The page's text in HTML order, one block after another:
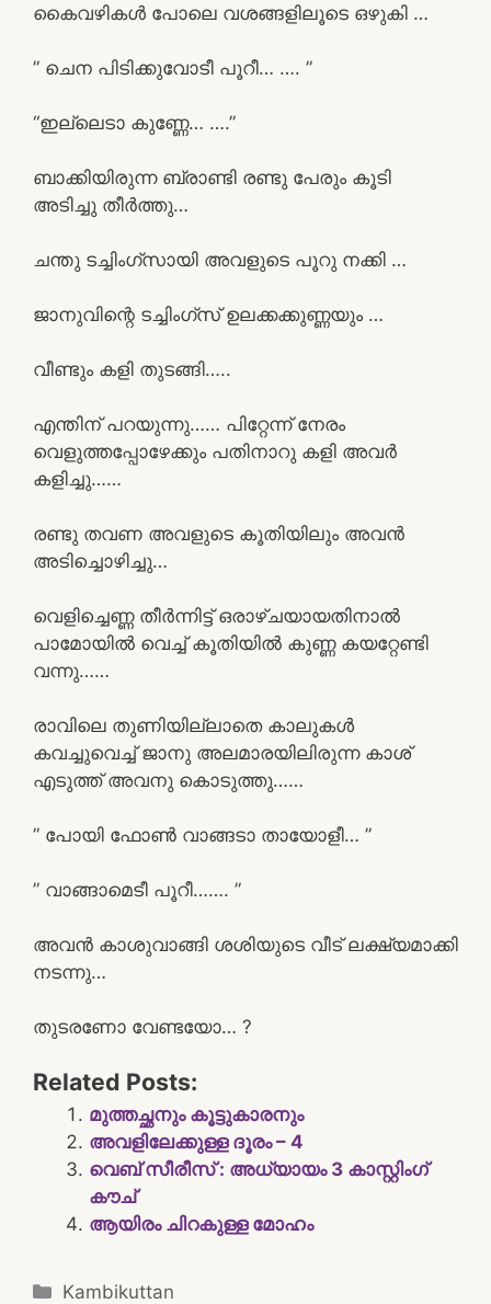
കൈവഴികൾ പോലെ വശങ്ങളിലൂടെ ഒഴുകി …
” ചെന പിടിക്കുവോടീ പൂറീ… …. ”
“ഇല്ലെടാ കുണ്ണേ… ….”
ബാക്കിയിരുന്ന ബ്രാണ്ടി രണ്ടു പേരും കൂടി
അടിച്ചു തീർത്തു…
ചന്തു ടച്ചിംഗ്സായി അവളുടെ പൂറു നക്കി …
ജാനുവിന്റെ ടച്ചിംഗ്സ് ഉലക്കക്കുണ്ണയും …
വീണ്ടും കളി തുടങ്ങി…..
എന്തിന് പറയുന്നു…… പിറ്റേന്ന് നേരം
വെളുത്തപ്പോഴേക്കും പതിനാറു കളി അവർ
കളിച്ചു……
രണ്ടു തവണ അവളുടെ കൂതിയിലും അവൻ
അടിച്ചൊഴിച്ചു…
വെളിച്ചെണ്ണ തീർന്നിട്ട് ഒരാഴ്‌ചയായതിനാൽ
പാമോയിൽ വെച്ച് കൂതിയിൽ കുണ്ണ കയറ്റേണ്ടി
വന്നു……
രാവിലെ തുണിയില്ലാതെ കാലുകൾ
കവച്ചുവെച്ച് ജാനു അലമാരയിലിരുന്ന കാശ്
എടുത്ത് അവനു കൊടുത്തു……
” പോയി ഫോൺ വാങ്ങടാ തായോളീ… ”
” വാങ്ങാമെടീ പൂറീ……. ”
അവൻ കാശുവാങ്ങി ശശിയുടെ വീട് ലക്ഷ്യമാക്കി
നടന്നു…
തുടരണോ വേണ്ടയോ… ?
Related Posts:
മുത്തച്ഛനും കൂട്ടുകാരനും
അവളിലേക്കുള്ള ദൂരം – 4
വെബ് സീരീസ് : അധ്യായം 3 കാസ്റ്റിംഗ്
കൗച്
ആയിരം ചിറകുള്ള മോഹം
Categories
Kambikuttan